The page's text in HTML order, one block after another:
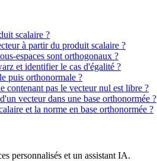
scalaire ?
à partir du produit scalaire ?
espaces sont orthogonaux ?
et identifier le cas d'égalité ?
puis orthonormale ?
contenant pas le vecteur nul est libre ?
vecteur dans une base orthonormée ?
et la norme en base orthonormée ?
personnalisés et un assistant IA.